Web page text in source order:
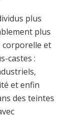
plus
plus
corporelle et
castes :
et enfin
des teintes